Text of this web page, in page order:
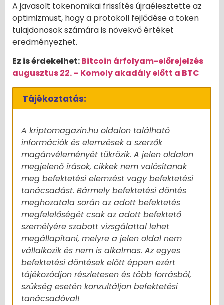
A javasolt tokenomikai frissítés újraélesztette az
optimizmust, hogy a protokoll fejlődése a token
tulajdonosok számára is növekvő értéket
eredményezhet.
Ez is érdekelhet:Bitcoin árfolyam-előrejelzés
augusztus 22. – Komoly akadály előtt a BTC
Tájékoztatás:
A kriptomagazin.hu oldalon található
információk és elemzések a szerzők
magánvéleményét tükrözik. A jelen oldalon
megjelenő írások, cikkek nem valósítanak
meg befektetési elemzést vagy befektetési
tanácsadást. Bármely befektetési döntés
meghozatala során az adott befektetés
megfelelőségét csak az adott befektető
személyére szabott vizsgálattal lehet
megállapítani, melyre a jelen oldal nem
vállalkozik és nem is alkalmas. Az egyes
befektetési döntések előtt éppen ezért
tájékozódjon részletesen és több forrásból,
szükség esetén konzultáljon befektetési
tanácsadóval!